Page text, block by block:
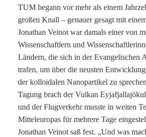
TUM begann vor mehr als einem
großen Knall – genauer gesagt mit
Jonathan Veinot war damals einer von
Wissenschaftlern und
Ländern, die sich in der Evangelischen
trafen, um über die neusten
der kolloidalen Nanopartikel zu
Tagung brach der Vulkan
und der Flugverkehr musste in weiten
Mitteleuropas für mehrere Tage
Jonathan Veinot saß fest. „Und was